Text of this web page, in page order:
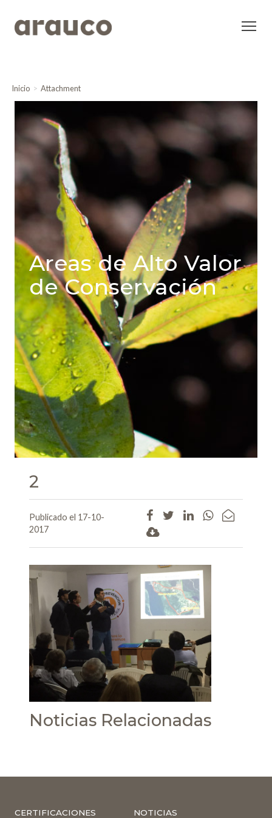
Inicio Attachment
Areas de Alto Valor
de Conservación
2
Publicado el 17-10-
2017
Noticias Relacionadas
CERTIFICACIONES NOTICIAS